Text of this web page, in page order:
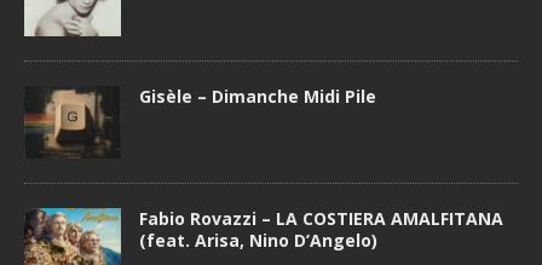
Gisèle – Dimanche Midi Pile
Fabio Rovazzi – LA COSTIERA AMALFITANA
(feat. Arisa, Nino D’Angelo)